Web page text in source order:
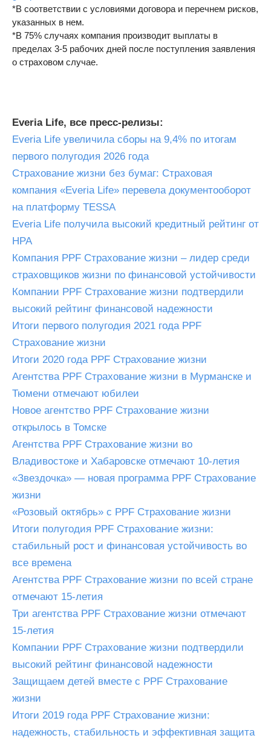
*В соответствии с условиями договора и перечнем рисков,
указанных в нем.
*В 75% случаях компания производит выплаты в
пределах 3-5 рабочих дней после поступления заявления
о страховом случае.
Everia Life, все пресс-релизы:
Everia Life увеличила сборы на 9,4% по итогам
первого полугодия 2026 года
Страхование жизни без бумаг: Страховая
компания «Everia Life» перевела документооборот
на платформу TESSA
Everia Life получила высокий кредитный рейтинг от
НРА
Компания PPF Страхование жизни – лидер среди
страховщиков жизни по финансовой устойчивости
Компании PPF Страхование жизни подтвердили
высокий рейтинг финансовой надежности
Итоги первого полугодия 2021 года PPF
Страхование жизни
Итоги 2020 года PPF Страхование жизни
Агентства PPF Страхование жизни в Мурманске и
Тюмени отмечают юбилеи
Новое агентство PPF Страхование жизни
открылось в Томске
Агентства PPF Страхование жизни во
Владивостоке и Хабаровске отмечают 10-летия
«Звездочка» — новая программа PPF Страхование
жизни
«Розовый октябрь» с PPF Страхование жизни
Итоги полугодия PPF Страхование жизни:
стабильный рост и финансовая устойчивость во
все времена
Агентства PPF Страхование жизни по всей стране
отмечают 15-летия
Три агентства PPF Страхование жизни отмечают
15-летия
Компании PPF Страхование жизни подтвердили
высокий рейтинг финансовой надежности
Защищаем детей вместе с PPF Страхование
жизни
Итоги 2019 года PPF Страхование жизни:
надежность, стабильность и эффективная защита